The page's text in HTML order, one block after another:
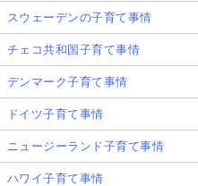
スウェーデンの子育て事情
チェコ共和国子育て事情
デンマーク子育て事情
ドイツ子育て事情
ニュージーランド子育て事情
ハワイ子育て事情